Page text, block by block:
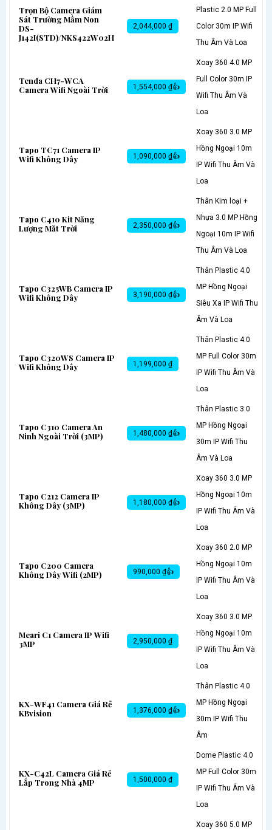
Trọn Bộ Camera Giám
Sát Trường Mầm Non
DS-
J142I(STD)/NKS422W02H
2,044,000 ₫
Plastic 2.0 MP Full
Color 30m IP Wifi
Thu Âm Và Loa
Tenda CH7-WCA
Camera Wifi Ngoài Trời
1,554,000 ₫👍
Xoay 360 4.0 MP
Full Color 30m IP
Wifi Thu Âm Và
Loa
Tapo TC71 Camera IP
Wifi Không Dây
1,090,000 ₫👍
Xoay 360 3.0 MP
Hồng Ngoại 10m
IP Wifi Thu Âm Và
Loa
Tapo C410 Kit Năng
Lượng Măt Trời
2,350,000 ₫👍
Thân Kim loại +
Nhựa 3.0 MP Hồng
Ngoại 10m IP Wifi
Thu Âm Và Loa
Tapo C325WB Camera IP
Wifi Không Dây
3,190,000 ₫👍
Thân Plastic 4.0
MP Hồng Ngoại
Siêu Xa IP Wifi Thu
Âm Và Loa
Tapo C320WS Camera IP
Wifi Không Dây
1,199,000 ₫
Thân Plastic 4.0
MP Full Color 30m
IP Wifi Thu Âm Và
Loa
Tapo C310 Camera An
Ninh Ngoài Trời (3MP)
1,480,000 ₫👍
Thân Plastic 3.0
MP Hồng Ngoại
30m IP Wifi Thu
Âm Và Loa
Tapo C212 Camera IP
Không Dây (3MP)
1,180,000 ₫👍
Xoay 360 3.0 MP
Hồng Ngoại 10m
IP Wifi Thu Âm Và
Loa
Tapo C200 Camera
Không Dây Wifi (2MP)
990,000 ₫👍
Xoay 360 2.0 MP
Hồng Ngoại 10m
IP Wifi Thu Âm Và
Loa
Meari C1 Camera IP Wifi
3MP
2,950,000 ₫
Xoay 360 3.0 MP
Hồng Ngoại 10m
IP Wifi Thu Âm Và
Loa
KX-WF41 Camera Giá Rẻ
KBvision
1,376,000 ₫👍
Thân Plastic 4.0
MP Hồng Ngoại
30m IP Wifi Thu
Âm
KX-C42L Camera Giá Rẻ
Lắp Trong Nhà 4MP
1,500,000 ₫
Dome Plastic 4.0
MP Full Color 30m
IP Wifi Thu Âm Và
Loa
Xoay 360 5.0 MP